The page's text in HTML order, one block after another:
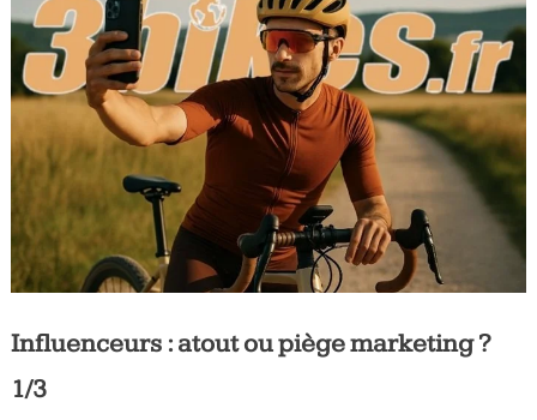
Influenceurs : atout ou piège marketing ?
1/3